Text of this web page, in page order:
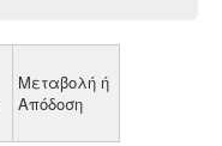
Μεταβολή ή
Απόδοση